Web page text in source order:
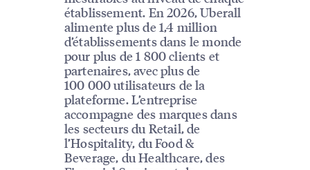
établissement. En 2026, Uberall
alimente plus de 1,4 million
d’établissements dans le monde
pour plus de 1 800 clients et
partenaires, avec plus de
100 000 utilisateurs de la
plateforme. L’entreprise
accompagne des marques dans
les secteurs du Retail, de
l’Hospitality, du Food &
Beverage, du Healthcare, des